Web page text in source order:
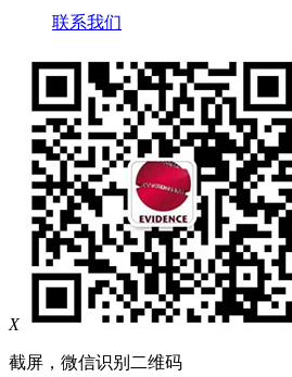
联系我们
X
截屏，微信识别二维码